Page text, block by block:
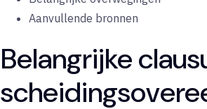
Aanvullende bronnen
Belangrijke